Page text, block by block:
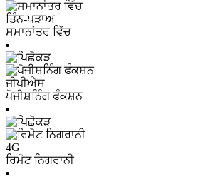
ਤਿੰਨ-ਪੜਾਅ
ਸਮਾਨਾਂਤਰ ਵਿੱਚ
ਜੀਪੀਐਸ
ਪੋਜੀਸ਼ਨਿੰਗ ਫੰਕਸ਼ਨ
4G
ਰਿਮੋਟ ਨਿਗਰਾਨੀ